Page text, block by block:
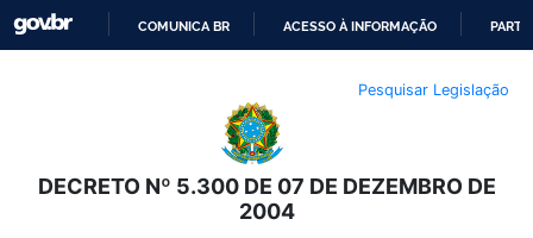
O
CONTEÚDO
COMUNICA BR ACESSO À INFORMAÇÃO
Pesquisar Legislação
DECRETO Nº 5.300 DE 07 DE DEZEMBRO DE
2004